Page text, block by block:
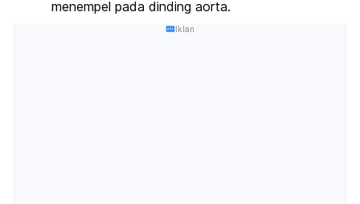
menempel pada dinding aorta.
Iklan